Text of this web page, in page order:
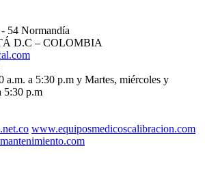
54 Normandía
D.C – COLOMBIA
a.m. a 5:30 p.m y Martes, miércoles y
5:30 p.m
www.equiposmedicoscalibracion.com